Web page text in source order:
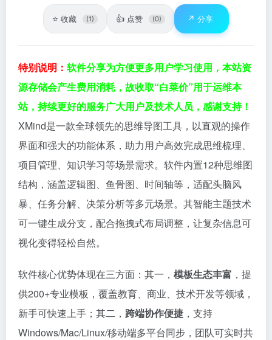
⭐ 收藏 (1) 👍 点赞 (0) ↗️ 分享
特别说明： 软件分享为方便更多用户学习使用，本站资
源存储会产生费用消耗，故收取“白菜价”用于运维本
站，持续更好的服务广大用户及技术人员，感谢支持！
XMind是一款全球领先的思维导图工具，以直观的操作
界面和强大的功能体系，助力用户高效完成思维梳理、
项目管理、知识学习等场景需求。软件内置12种思维图
结构，涵盖逻辑图、鱼骨图、时间轴等，适配头脑风
暴、任务分解、决策分析等多元场景。其智能主题技术
可一键生成分支，配合拖拽式布局调整，让复杂信息可
视化变得轻松自然。
软件核心优势体现在三方面：其一， 模板生态丰富 ，提
供200+专业模板，覆盖教育、商业、技术开发等领域，
新手可快速上手；其二， 跨端协作便捷 ，支持
Windows/Mac/Linux/移动端多平台同步，团队可实时共